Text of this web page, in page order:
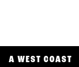
A WEST COAST